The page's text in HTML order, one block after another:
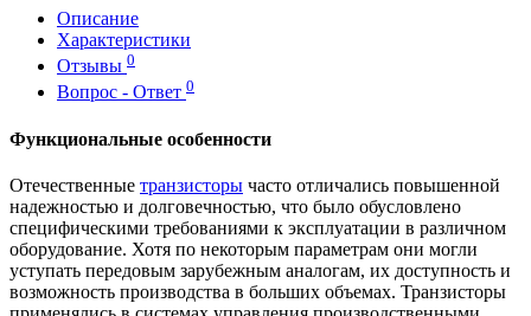
Описание
Характеристики
Отзывы 0
Вопрос - Ответ 0
Функциональные особенности
Отечественные транзисторы часто отличались повышенной
надежностью и долговечностью, что было обусловлено
специфическими требованиями к эксплуатации в различном
оборудование. Хотя по некоторым параметрам они могли
уступать передовым зарубежным аналогам, их доступность и
возможность производства в больших объемах. Транзисторы